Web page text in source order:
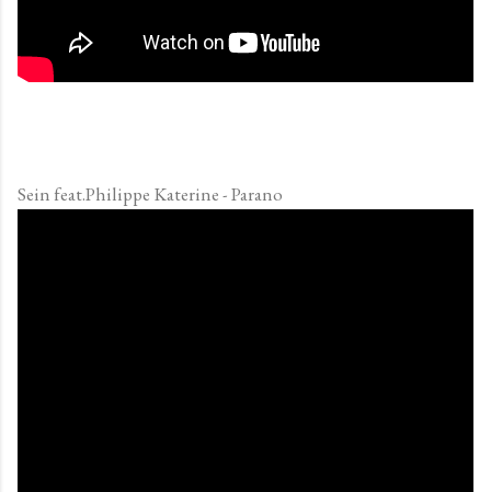
Sein feat.Philippe Katerine - Parano